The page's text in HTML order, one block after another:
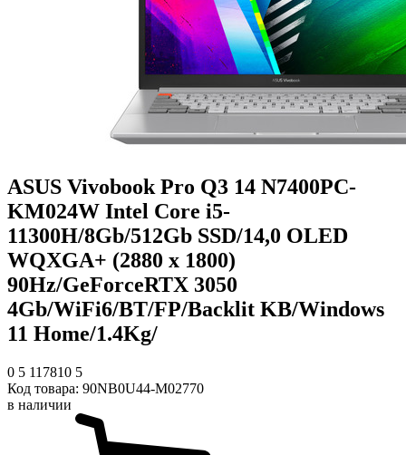
ASUS Vivobook Pro Q3 14 N7400PC-
KM024W Intel Core i5-
11300H/8Gb/512Gb SSD/14,0 OLED
WQXGA+ (2880 x 1800)
90Hz/GeForceRTX 3050
4Gb/WiFi6/BT/FP/Backlit KB/Windows
11 Home/1.4Kg/
0 5 117810 5
Код товара: 90NB0U44-M02770
в наличии